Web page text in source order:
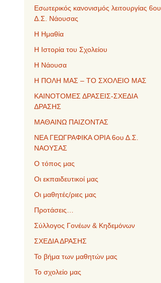
Εσωτερικός κανονισμός λειτουργίας 6ου
Δ.Σ. Νάουσας
Η Ημαθία
Η Ιστορία του Σχολείου
Η Νάουσα
Η ΠΟΛΗ ΜΑΣ – ΤΟ ΣΧΟΛΕΙΟ ΜΑΣ
ΚΑΙΝΟΤΟΜΕΣ ΔΡΑΣΕΙΣ-ΣΧΕΔΙΑ
ΔΡΑΣΗΣ
ΜΑΘΑΙΝΩ ΠΑΙΖΟΝΤΑΣ
ΝΕΑ ΓΕΩΓΡΑΦΙΚΑ ΟΡΙΑ 6ου Δ.Σ.
ΝΑΟΥΣΑΣ
Ο τόπος μας
Οι εκπαιδευτικοί μας
Οι μαθητές/ριες μας
Προτάσεις…
Σύλλογος Γονέων & Κηδεμόνων
ΣΧΕΔΙΑ ΔΡΑΣΗΣ
Το βήμα των μαθητών μας
Το σχολείο μας